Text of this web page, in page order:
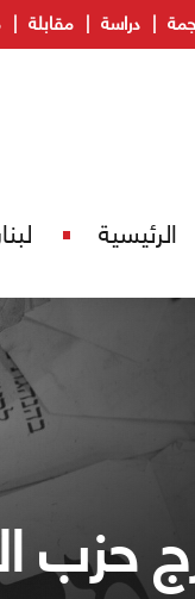
دراسة مقابلة
الرئيسية
حزب